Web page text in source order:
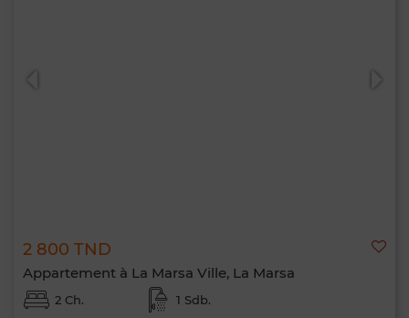
2 800 TND
Appartement à La Marsa Ville, La Marsa
2 Ch. 1 Sdb.